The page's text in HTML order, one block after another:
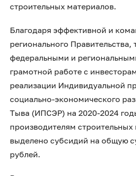
строительных материалов.
Благодаря эффективной и
регионального Правительства,
федеральными и
грамотной работе с
реализации Индивидуальной
социально-экономического
Тыва (ИПСЭР) на 2020-2024
производителям строительных
выделено субсидий на общую
рублей.